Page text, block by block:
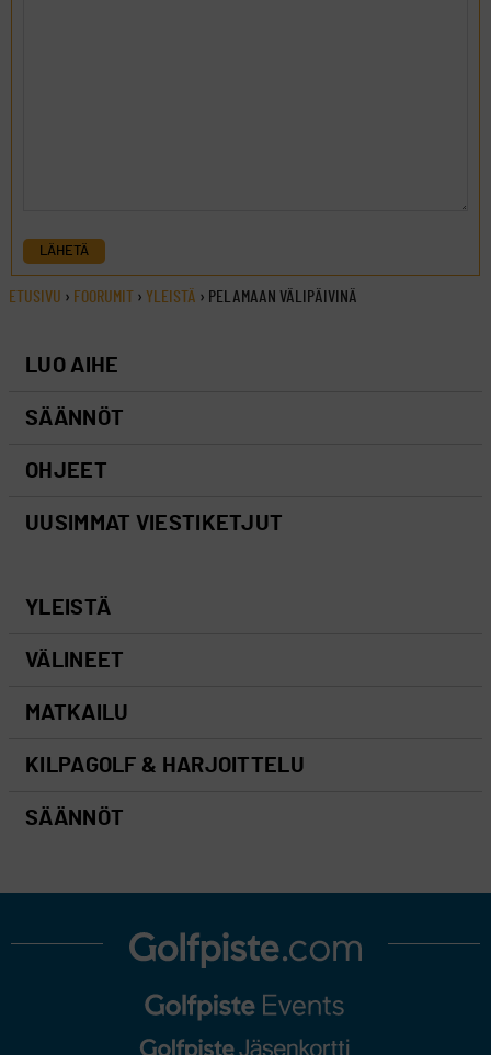
LÄHETÄ
ETUSIVU › FOORUMIT › YLEISTÄ › PELAMAAN VÄLIPÄIVINÄ
LUO AIHE
SÄÄNNÖT
OHJEET
UUSIMMAT VIESTIKETJUT
YLEISTÄ
VÄLINEET
MATKAILU
KILPAGOLF & HARJOITTELU
SÄÄNNÖT